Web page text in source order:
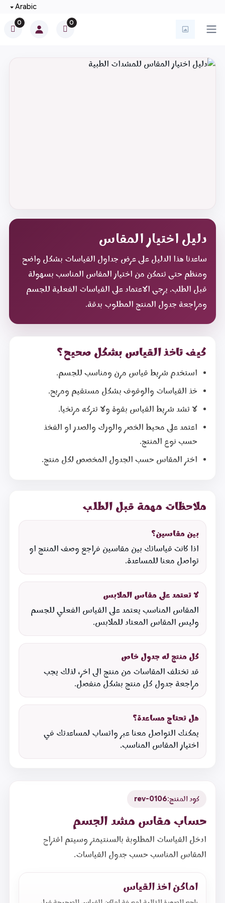
0
0
دليل اختيار المقاس
ساعدنا هذا الدليل على عرض جداول القياسات بشكل واضح
ومنظم حتى تتمكن من اختيار المقاس المناسب بسهولة
قبل الطلب. يرجى الاعتماد على القياسات الفعلية للجسم
ومراجعة جدول المنتج المطلوب بدقة.
كيف تاخذ القياس بشكل صحيح؟
استخدم شريط قياس مرن ومناسب للجسم.
خذ القياسات والوقوف بشكل مستقيم ومريح.
لا تشد شريط القياس بقوة ولا تتركه مرتخيا.
اعتمد على محيط الخصر والورك والصدر او الفخذ
حسب نوع المنتج.
اختر المقاس حسب الجدول المخصص لكل منتج.
ملاحظات مهمة قبل الطلب
بين مقاسين؟
اذا كانت قياساتك بين مقاسين فراجع وصف المنتج او
تواصل معنا للمساعدة.
لا تعتمد على مقاس الملابس
المقاس المناسب يعتمد على القياس الفعلي للجسم
وليس المقاس المعتاد للملابس.
كل منتج له جدول خاص
قد تختلف المقاسات من منتج الى اخر، لذلك يجب
مراجعة جدول كل منتج بشكل منفصل.
هل تحتاج مساعدة؟
يمكنك التواصل معنا عبر واتساب لمساعدتك في
اختيار المقاس المناسب.
كود المنتج:rev-0106
حساب مقاس مشد الجسم
ادخل القياسات المطلوبة بالسنتيمتر وسيتم اقتراح
المقاس المناسب حسب جدول القياسات.
اماكن اخذ القياس